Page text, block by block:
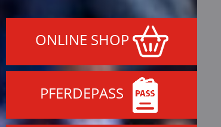
ONLINE SHOP
PFERDEPASS